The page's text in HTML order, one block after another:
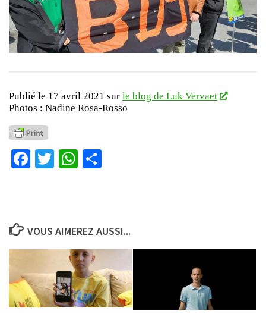
Publié le 17 avril 2021 sur le blog de Luk Vervaet
Photos : Nadine Rosa-Rosso
Facebook
TwitterWhatsApp
VOUS AIMEREZ AUSSI...